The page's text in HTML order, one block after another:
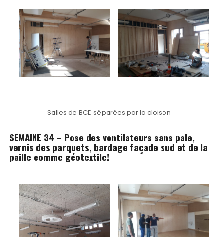
Salles de BCD séparées par la cloison
SEMAINE 34 – Pose des ventilateurs sans pale,
vernis des parquets, bardage façade sud et de la
paille comme géotextile!